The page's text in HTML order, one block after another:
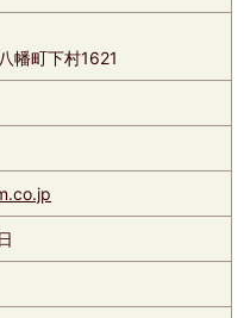
幡町下村1621